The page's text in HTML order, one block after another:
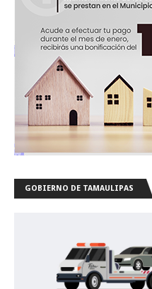
GOBIERNO DE TAMAULIPAS